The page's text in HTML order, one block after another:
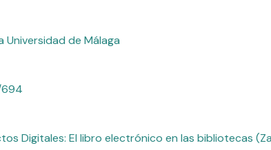
Universidad de Málaga
694
Digitales: El libro electrónico en las bibliotecas